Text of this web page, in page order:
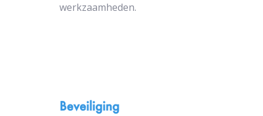
werkzaamheden.
Beveiliging